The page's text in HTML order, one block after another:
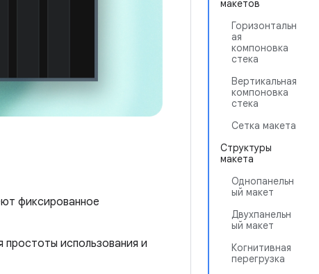
макетов
Горизонтальн
ая
компоновка
стека
Вертикальная
компоновка
стека
Сетка макета
Структуры
макета
Однопанельн
ый макет
Двухпанельн
ый макет
Когнитивная
перегрузка
фиксированное
простоты использования и